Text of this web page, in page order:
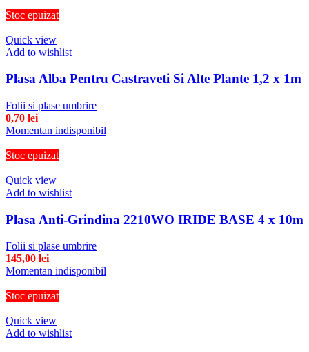
Stoc epuizat
Quick view
Add to wishlist
Plasa Alba Pentru Castraveti Si Alte Plante 1,2 x 1m
Folii si plase umbrire
0,70 lei
Momentan indisponibil
Stoc epuizat
Quick view
Add to wishlist
Plasa Anti-Grindina 2210WO IRIDE BASE 4 x 10m
Folii si plase umbrire
145,00 lei
Momentan indisponibil
Stoc epuizat
Quick view
Add to wishlist